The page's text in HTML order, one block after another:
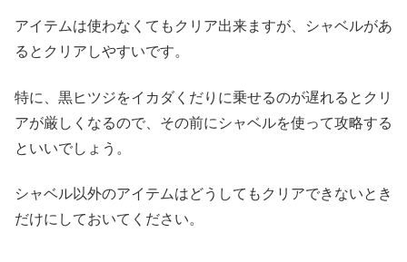
アイテムは使わなくてもクリア出来ますが、シャベルがあ
るとクリアしやすいです。
特に、黒ヒツジをイカダくだりに乗せるのが遅れるとクリ
アが厳しくなるので、その前にシャベルを使って攻略する
といいでしょう。
シャベル以外のアイテムはどうしてもクリアできないとき
だけにしておいてください。